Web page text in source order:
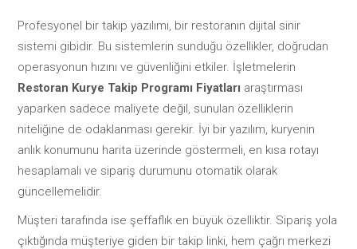
Profesyonel bir takip yazılımı, bir restoranın dijital sinir
sistemi gibidir. Bu sistemlerin sunduğu özellikler, doğrudan
operasyonun hızını ve güvenliğini etkiler. İşletmelerin
Restoran Kurye Takip Programı Fiyatları araştırması
yaparken sadece maliyete değil, sunulan özelliklerin
niteliğine de odaklanması gerekir. İyi bir yazılım, kuryenin
anlık konumunu harita üzerinde göstermeli, en kısa rotayı
hesaplamalı ve sipariş durumunu otomatik olarak
güncellemelidir.
Müşteri tarafında ise şeffaflık en büyük özelliktir. Sipariş yola
çıktığında müşteriye giden bir takip linki, hem çağrı merkezi